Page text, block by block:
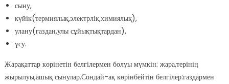
сыну,
күйік(термиялық,электрлік,химиялық),
улану(газдан,улы сұйықтықтардан),
үсу.
Жарақаттар көрінетін белгілермен болуы мүмкін: жара,терінің
жырылуы,ашық сынулар.Сондай-ақ көрінбейтін белгілер:газдармен